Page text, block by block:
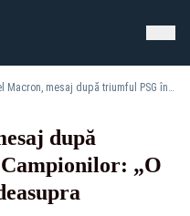
Emmanuel Macron, mesaj după triumful PSG în Liga Campionilor: „O nouă stea strălucește deasupra Parisului”
după
„O